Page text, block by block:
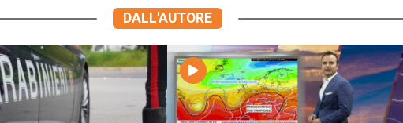
DALL'AUTORE